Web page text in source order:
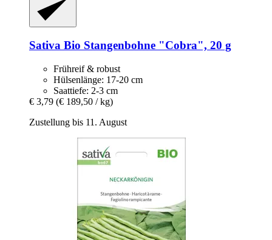
Sativa Bio Stangenbohne "Cobra", 20 g
Frühreif & robust
Hülsenlänge: 17-20 cm
Saattiefe: 2-3 cm
€ 3,79 (€ 189,50 / kg)
Zustellung bis 11. August